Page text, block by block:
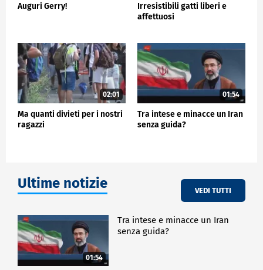
Auguri Gerry!
Irresistibili gatti liberi e
affettuosi
02:01
Ma quanti divieti per i nostri
ragazzi
01:54
Tra intese e minacce un Iran
senza guida?
Ultime notizie VEDI TUTTI
01:54
Tra intese e minacce un Iran
senza guida?